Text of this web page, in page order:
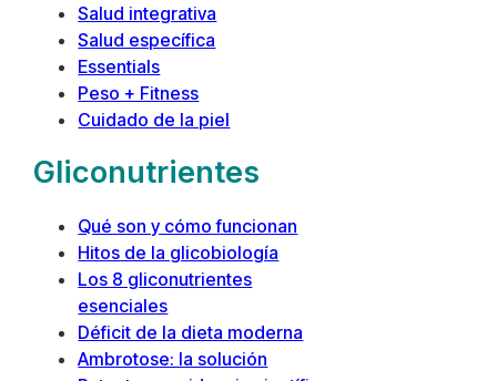
Salud integrativa
Salud específica
Essentials
Peso + Fitness
Cuidado de la piel
Gliconutrientes
Qué son y cómo funcionan
Hitos de la glicobiología
Los 8 gliconutrientes
esenciales
Déficit de la dieta moderna
Ambrotose: la solución